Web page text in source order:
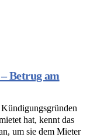
Betrug am
hat, kennt das
um sie dem Mieter